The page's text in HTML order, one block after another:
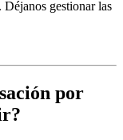
gestionar las
por